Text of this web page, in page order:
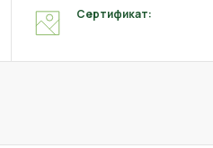
Сертификат: